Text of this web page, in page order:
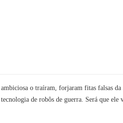
o traíram, forjaram fitas falsas
de robôs de guerra. Será que ele